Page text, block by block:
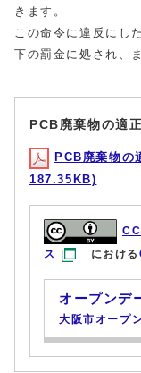
きます。
この命令に違反にし
下の罰金に処され、
PCB廃棄物の適
PCB廃棄物の
187.35KB)
ス
における
オープンデ
大阪市オープ